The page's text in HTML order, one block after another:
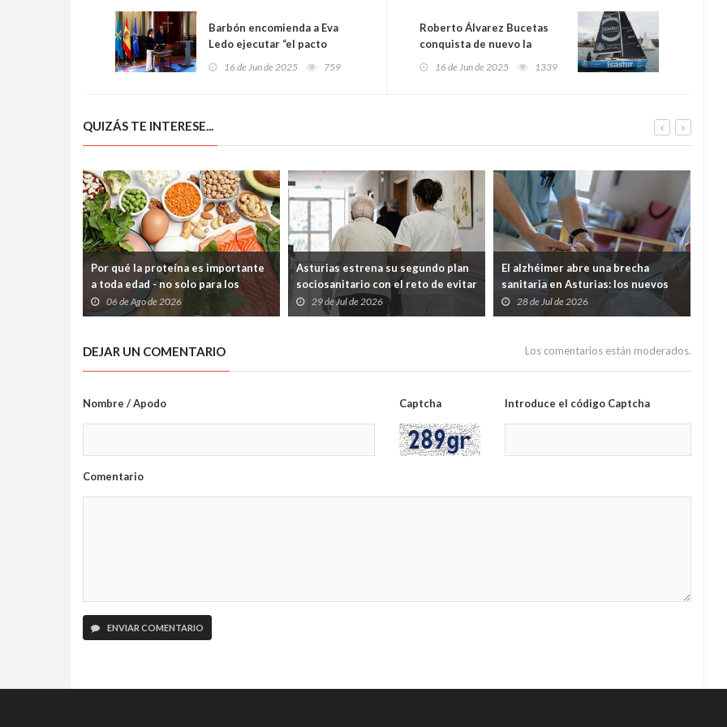
Barbón encomienda a Eva
Ledo ejecutar “el pacto
educativo más ambicioso de
16 de Jun de 2025 759
Roberto Álvarez Bucetas
conquista de nuevo la
travesía en solitario y a dos
16 de Jun de 2025 1339
QUIZÁS TE INTERESE...
Por qué la proteína es importante
a toda edad - no solo para los
deportistas
06 de Ago de 2026
Asturias estrena su segundo plan
sociosanitario con el reto de evitar
que los pacientes queden
atrapados entre Salud y Servicios
29 de Jul de 2026
El alzhéimer abre una brecha
sanitaria en Asturias: los nuevos
fármacos llegarán, pero solo podrá
pagarlos quien tenga hasta 30.000
28 de Jul de 2026
DEJAR UN COMENTARIO Los comentarios están moderados.
Nombre / Apodo Captcha Introduce el código Captcha
Comentario
ENVIAR COMENTARIO